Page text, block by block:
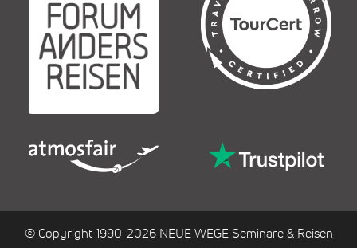
© Copyright 1990-2026 NEUE WEGE Seminare & Reisen